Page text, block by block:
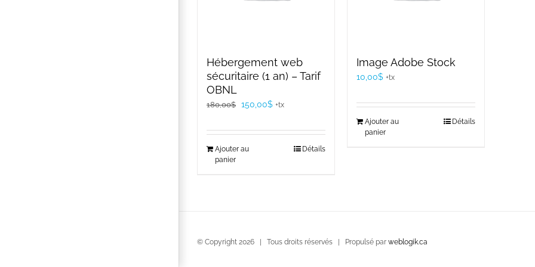
Hébergement web
sécuritaire (1 an) – Tarif
OBNL
180,00$ Le
initial
était :
150,00$ Le
actuel
+tx
Ajouter au
panier
Détails
Image Adobe Stock
10,00$ +tx
Ajouter au
panier
Détails
© Copyright 2026 | Tous droits réservés | Propulsé par weblogik.ca